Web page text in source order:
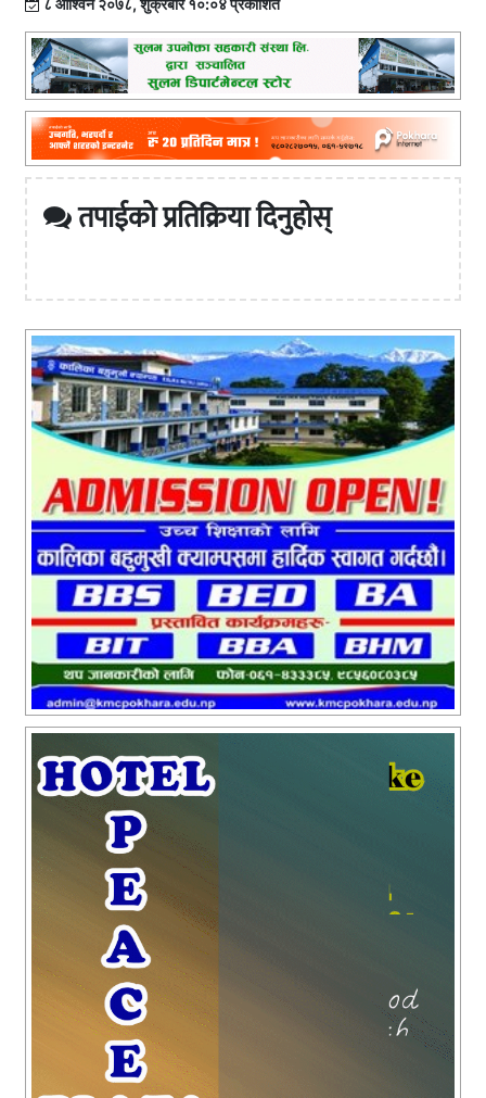
८ आश्विन २०७८, शुक्रबार १०:०४ प्रकाशित
तपाईको प्रतिक्रिया दिनुहोस्